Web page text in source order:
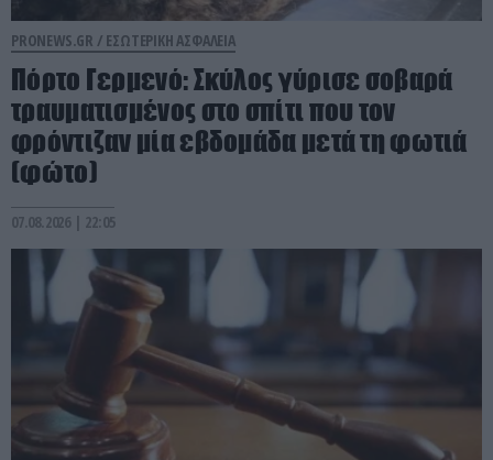
PRONEWS.GR / ΕΣΩΤΕΡΙΚΗ ΑΣΦΑΛΕΙΑ
Πόρτο Γερμενό: Σκύλος γύρισε σοβαρά
τραυματισμένος στο σπίτι που τον
φρόντιζαν μία εβδομάδα μετά τη φωτιά
(φώτο)
07.08.2026 | 22:05